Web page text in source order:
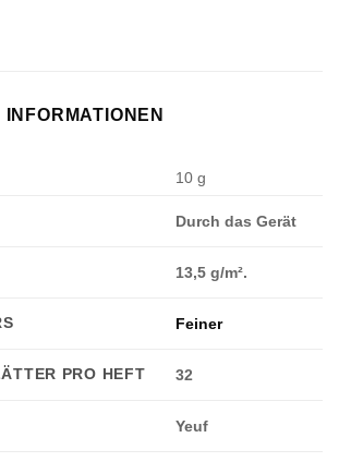
10 g
Durch das Gerät
13,5 g/m².
Feiner
PRO HEFT 32
Yeuf